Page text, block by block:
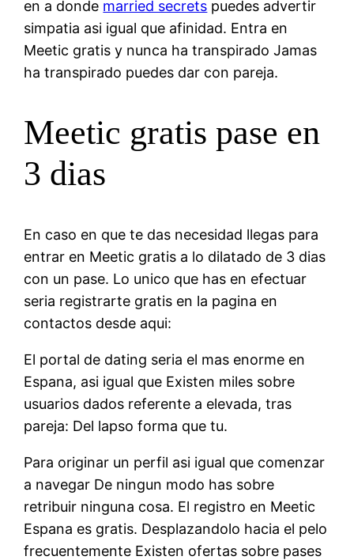
en a donde married secrets puedes advertir
simpatia asi igual que afinidad. Entra en
Meetic gratis y nunca ha transpirado Jamas
ha transpirado puedes dar con pareja.
Meetic gratis pase en
3 dias
En caso en que te das necesidad llegas para
entrar en Meetic gratis a lo dilatado de 3 dias
con un pase. Lo unico que has en efectuar
seria registrarte gratis en la pagina en
contactos desde aqui:
El portal de dating seria el mas enorme en
Espana, asi igual que Existen miles sobre
usuarios dados referente a elevada, tras
pareja: Del lapso forma que tu.
Para originar un perfil asi igual que comenzar
a navegar De ningun modo has sobre
retribuir ninguna cosa. El registro en Meetic
Espana es gratis. Desplazandolo hacia el pelo
frecuentemente Existen ofertas sobre pases